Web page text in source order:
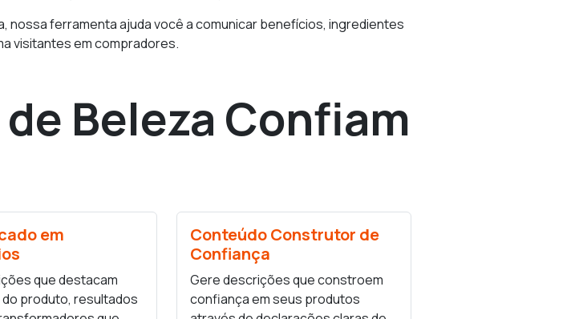
nossa ferramenta ajuda você a comunicar benefícios, ingredientes
visitantes em compradores.
Beleza Confiam
em
que destacam
produto, resultados
Conteúdo Construtor de
Confiança
Gere descrições que constroem
confiança em seus produtos